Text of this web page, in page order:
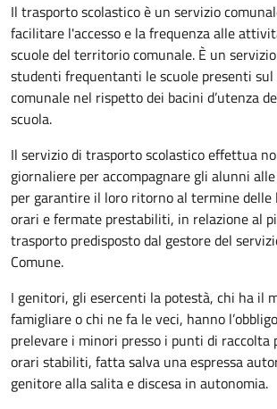
Il trasporto scolastico è un servizio
facilitare l'accesso e la frequenza alle
scuole del territorio comunale. È un
studenti frequentanti le scuole presenti
comunale nel rispetto dei bacini d’utenza
scuola.
Il servizio di trasporto scolastico effettua
giornaliere per accompagnare gli alunni
per garantire il loro ritorno al termine delle
orari e fermate prestabiliti, in relazione al
trasporto predisposto dal gestore del
Comune.
I genitori, gli esercenti la potestà, chi ha il
famigliare o chi ne fa le veci, hanno
prelevare i minori presso i punti di raccolta
orari stabiliti, fatta salva una espressa
genitore alla salita e discesa in autonomia.